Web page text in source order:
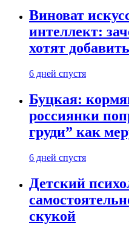
Виноват
интеллект:
хотят
6 дней спустя
Буцкая:
россиянки
груди” как
6 дней спустя
Детский
скукой